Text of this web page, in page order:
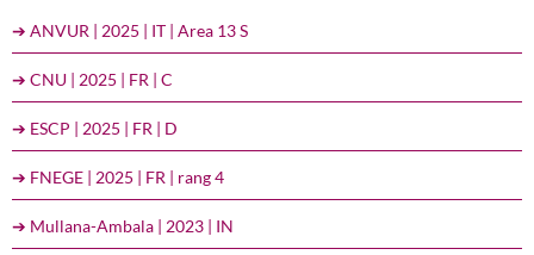
➔ ANVUR | 2025 | IT | Area 13 S
➔ CNU | 2025 | FR | C
➔ ESCP | 2025 | FR | D
➔ FNEGE | 2025 | FR | rang 4
➔ Mullana-Ambala | 2023 | IN